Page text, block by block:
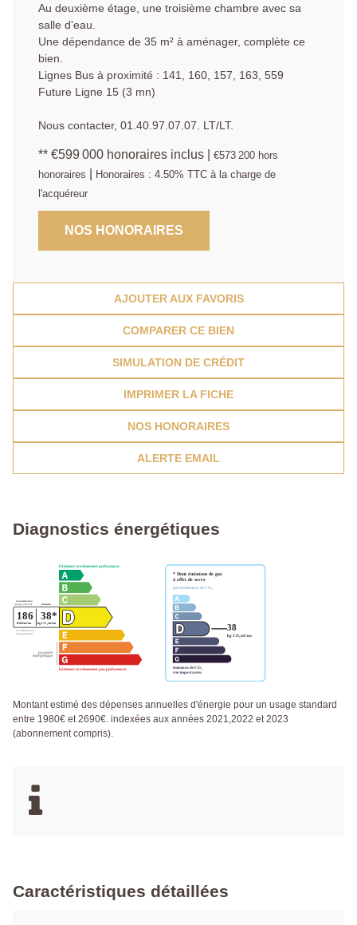
Au deuxième étage, une troisième chambre avec sa
salle d'eau.
Une dépendance de 35 m² à aménager, complète ce
bien.
Lignes Bus à proximité : 141, 160, 157, 163, 559
Future Ligne 15 (3 mn)
Nous contacter, 01.40.97.07.07. LT/LT.
** €599 000 honoraires inclus €573 200 hors
honoraires
Honoraires : 4.50% TTC à la charge de
l'acquéreur
NOS HONORAIRES
AJOUTER AUX FAVORIS
COMPARER CE BIEN
SIMULATION DE CRÉDIT
IMPRIMER LA FICHE
NOS HONORAIRES
ALERTE EMAIL
Diagnostics énergétiques
Montant estimé des dépenses annuelles d'énergie pour un usage standard
entre 1980€ et 2690€. indexées aux années 2021,2022 et 2023
(abonnement compris).
Caractéristiques détaillées